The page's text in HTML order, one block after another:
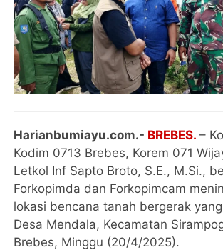
Harianbumiayu.com.- BREBES.–
Kodim 0713 Brebes, Korem 071
Letkol Inf Sapto Broto, S.E., M.Si.,
Forkopimda dan Forkopimcam
lokasi bencana tanah bergerak
Desa Mendala, Kecamatan
Brebes, Minggu (20/4/2025).